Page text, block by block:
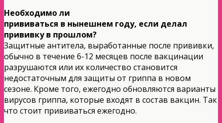
Необходимо ли
прививаться в нынешнем году, если делал
прививку в прошлом?
Защитные антитела, выработанные после прививки,
обычно в течение 6-12 месяцев после вакцинации
разрушаются или их количество становится
недостаточным для защиты от гриппа в новом
сезоне. Кроме того, ежегодно обновляются варианты
вирусов гриппа, которые входят в состав вакцин. Так
что стоит прививаться ежегодно.